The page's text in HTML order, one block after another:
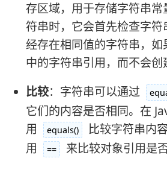
存区域，用于存储字符串
符串时，它会首先检查字
经存在相同值的字符串，
中的字符串引用，而不会创
比较：字符串可以通过
它们的内容是否相同。在
用
equals()
比较字符串内
用
==
来比较对象引用是否